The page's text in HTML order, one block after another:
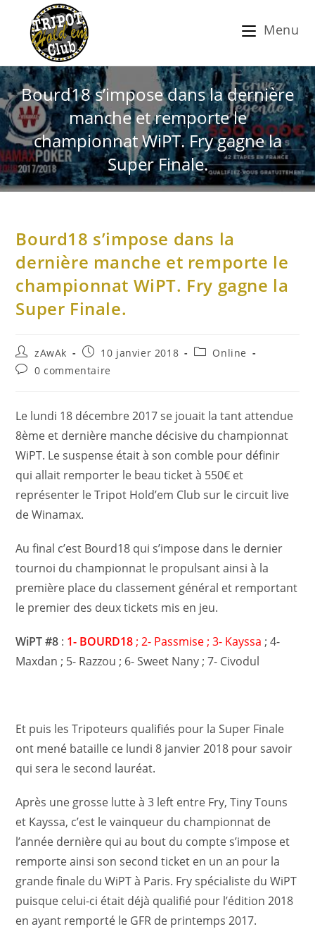
Menu
Bourd18 s’impose dans la dernière
manche et remporte le
championnat WiPT. Fry gagne la
Super Finale.
Bourd18 s’impose dans la
dernière manche et remporte le
championnat WiPT. Fry gagne la
Super Finale.
zAwAk 10 janvier 2018
Online
0 commentaire
Le lundi 18 décembre 2017 se jouait la tant attendue
8ème et dernière manche décisive du championnat
WiPT. Le suspense était à son comble pour définir
qui allait remporter le beau ticket à 550€ et
représenter le Tripot Hold’em Club sur le circuit live
de Winamax.
Au final c’est Bourd18 qui s’impose dans le dernier
tournoi du championnat le propulsant ainsi à la
première place du classement général et remportant
le premier des deux tickets mis en jeu.
WiPT #8 : 1- BOURD18 ; 2- Passmise ; 3- Kayssa ; 4-
Maxdan ; 5- Razzou ; 6- Sweet Nany ; 7- Civodul
Et puis les Tripoteurs qualifiés pour la Super Finale
ont mené bataille ce lundi 8 janvier 2018 pour savoir
qui sera le second lauréat.
Après une grosse lutte à 3 left entre Fry, Tiny Touns
et Kayssa, c’est le vainqueur du championnat de
l’année dernière qui au bout du compte s’impose et
remporte ainsi son second ticket en un an pour la
grande finale du WiPT à Paris. Fry spécialiste du WiPT
puisque celui-ci était déjà qualifié pour l’édition 2018
en ayant remporté le GFR de printemps 2017.